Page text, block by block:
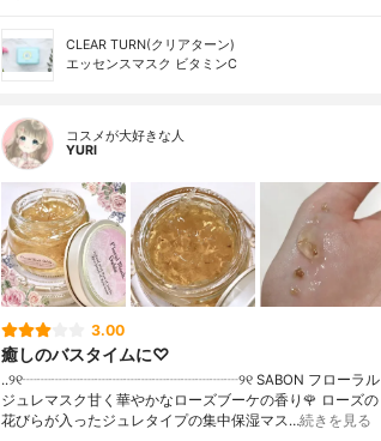
CLEAR TURN(クリアターン)
エッセンスマスク ビタミンC
コスメが大好きな人
YURI
3.00
癒しのバスタイムに♡
..୨୧┈┈┈┈┈┈┈┈┈┈┈┈┈┈┈୨୧ SABON フローラル
ジュレマスク甘く華やかなローズブーケの香り🌹 ローズの
花びらが入ったジュレタイプの集中保湿マス…続きを見る